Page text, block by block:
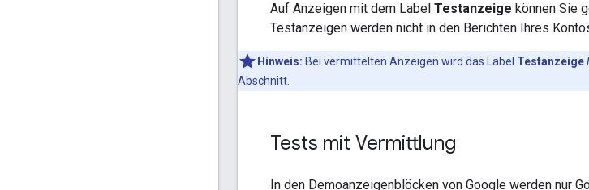
Auf Anzeigen mit dem Label Testanzeige können Sie
Testanzeigen werden nicht in den Berichten Ihres
Hinweis: Bei vermittelten Anzeigen wird das Label Testanzeige
Abschnitt.
Tests mit Vermittlung
In den Demoanzeigenblöcken von Google werden nur